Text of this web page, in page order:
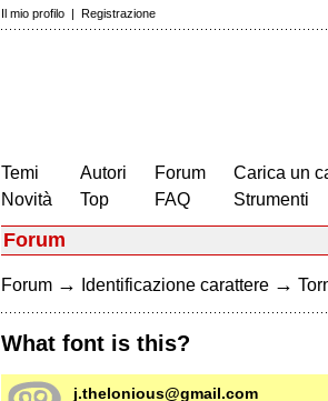
Il mio profilo | Registrazione
Temi
Novità
Autori
Top
Forum
FAQ
Carica un
Strumenti
Forum
Forum → Identificazione carattere →
What font is this?
j.thelonious@gmail.com